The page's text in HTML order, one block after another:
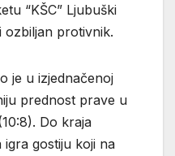
“KŠC” Ljubuški
ozbiljan protivnik.
je u izjednačenoj
prednost prave u
Do kraja
gostiju koji na